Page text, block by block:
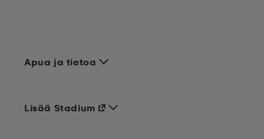
Apua ja tietoa
Lisää Stadium